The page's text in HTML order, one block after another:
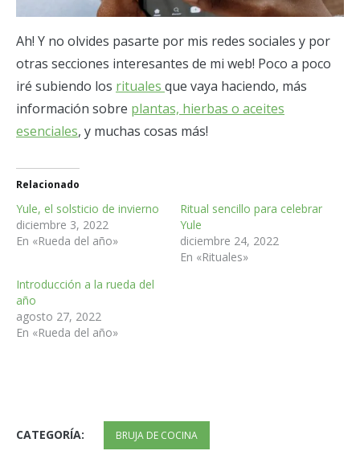
Ah! Y no olvides pasarte por mis redes sociales y por
otras secciones interesantes de mi web! Poco a poco
iré subiendo los rituales que vaya haciendo, más
información sobre plantas, hierbas o aceites
esenciales, y muchas cosas más!
Relacionado
Yule, el solsticio de invierno
diciembre 3, 2022
En «Rueda del año»
Ritual sencillo para celebrar
Yule
diciembre 24, 2022
En «Rituales»
Introducción a la rueda del
año
agosto 27, 2022
En «Rueda del año»
CATEGORÍA: BRUJA DE COCINA